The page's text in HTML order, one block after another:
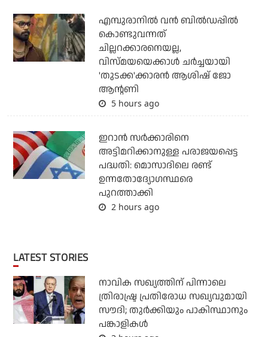
എമ്പുരാനില്‍ വന്‍ ബില്‍ഡപ്പില്‍
കൊണ്ടുവന്നത്
ചില്ലറക്കാരനെയല്ല,
വിസ്മയയെക്കാള്‍ ചര്‍ച്ചയായി
'തുടക്ക'ക്കാരന്‍ ആശിഷ് ജോ
ആന്റണി
5 hours ago
ഇറാന്‍ സര്‍ക്കാരിനെ
അട്ടിമറിക്കാനുള്ള പരാജയപ്പെട്ട
പദ്ധതി: മൊസാദിലെ രണ്ട്
ഉന്നതോദ്യോഗസ്ഥരെ
പുറത്താക്കി
2 hours ago
LATEST STORIES
നാവിക സഖ്യത്തിന് പിന്നാലെ
ത്രിരാഷ്ട്ര പ്രതിരോധ സഖ്യവുമായി
സൗദി; തുര്‍ക്കിയും പാകിസ്ഥാനും
പങ്കാളികള്‍